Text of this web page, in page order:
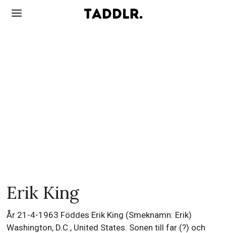
Erik King
År 21-4-1963 Föddes Erik King (Smeknamn: Erik)
Washington, D.C., United States. Sonen till far (?) och